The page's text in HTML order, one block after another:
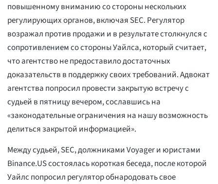
повышенному вниманию со стороны нескольких
регулирующих органов, включая SEC. Регулятор
возражал против продажи и в результате столкнулся с
сопротивлением со стороны Уайлса, который считает,
что агентство не предоставило достаточных
доказательств в поддержку своих требований. Адвокат
агентства попросил провести закрытую встречу с
судьей в пятницу вечером, сославшись на
«законодательные ограничения на нашу возможность
делиться закрытой информацией».
Между судьей, SEC, должниками Voyager и юристами
Binance.US состоялась короткая беседа, после которой
Уайлс попросил регулятор обнародовать свое